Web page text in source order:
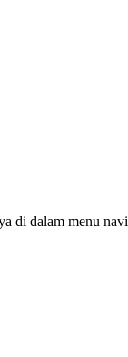
di dalam menu